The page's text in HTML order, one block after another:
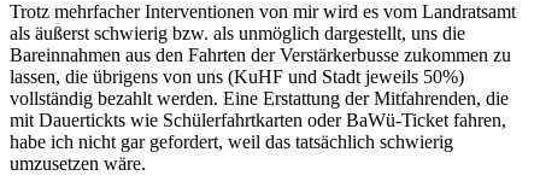
Trotz mehrfacher Interventionen von mir wird es vom Landratsamt
als äußerst schwierig bzw. als unmöglich dargestellt, uns die
Bareinnahmen aus den Fahrten der Verstärkerbusse zukommen zu
lassen, die übrigens von uns (KuHF und Stadt jeweils 50%)
vollständig bezahlt werden. Eine Erstattung der Mitfahrenden, die
mit Dauertickts wie Schülerfahrtkarten oder BaWü-Ticket fahren,
habe ich nicht gar gefordert, weil das tatsächlich schwierig
umzusetzen wäre.